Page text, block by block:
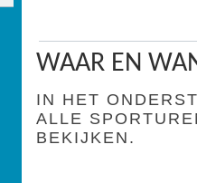
WAAR EN
IN HET
ALLE
BEKIJKEN.